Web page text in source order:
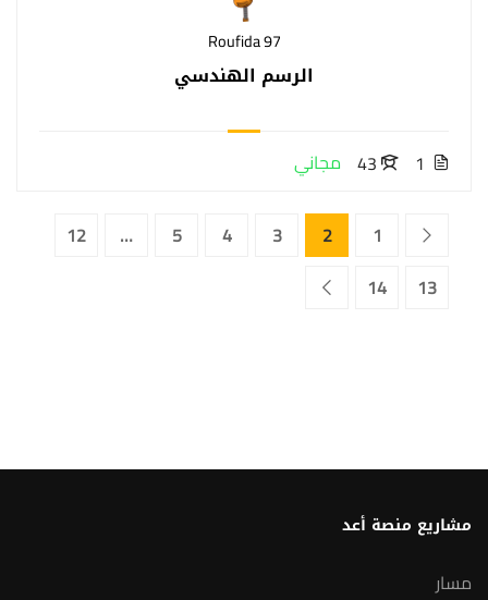
Roufida 97
الرسم الهندسي
1
43 مجاني
1
2
3
4
5
…
12
13
14
مشاريع منصة أعد
مسار